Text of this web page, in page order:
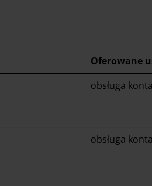
Oferowane
obsługa konta
obsługa konta